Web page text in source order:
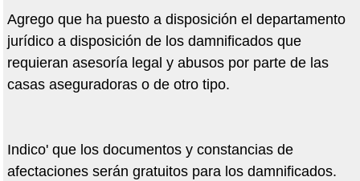
Agrego que ha puesto a disposición el departamento
jurídico a disposición de los damnificados que
requieran asesoría legal y abusos por parte de las
casas aseguradoras o de otro tipo.
Indico' que los documentos y constancias de
afectaciones serán gratuitos para los damnificados.